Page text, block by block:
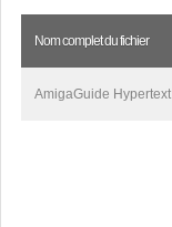
Nom complet du fichier
AmigaGuide Hypertext